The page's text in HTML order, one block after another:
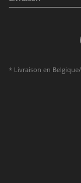
* Livraison en